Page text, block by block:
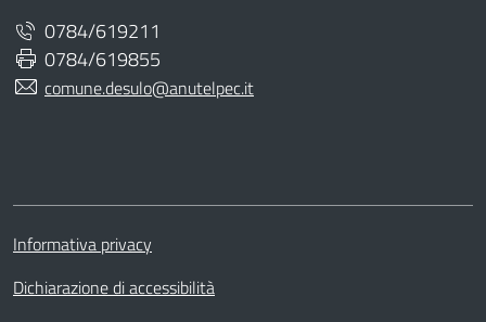
0784/619211
0784/619855
comune.desulo@anutelpec.it
Informativa privacy
Dichiarazione di accessibilità